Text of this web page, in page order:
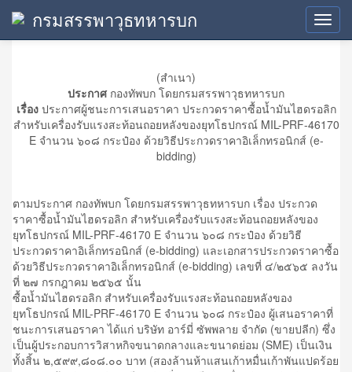
กรมสรรพาวุธทหารบก
ประกาศผู้ชนะการเสนอราคา
(สำเนา)
ประกาศกองทัพบก โดยกรมสรรพาวุธทหารบก
เรื่องประกาศผู้ชนะการเสนอราคา ประกวดราคาซื้อน้ำมันไฮดรอลิก
สำหรับเครื่องรับแรงสะท้อนถอยหลังของยุทโธปกรณ์ MIL-PRF-46170
E จำนวน ๖๐๘ กระป๋อง ด้วยวิธีประกวดราคาอิเล็กทรอนิกส์ (e-
bidding)
ตามประกาศ กองทัพบก โดยกรมสรรพาวุธทหารบก เรื่อง ประกวด
ราคาซื้อน้ำมันไฮดรอลิก สำหรับเครื่องรับแรงสะท้อนถอยหลังของ
ยุทโธปกรณ์ MIL-PRF-46170 E จำนวน ๖๐๘ กระป๋อง ด้วยวิธี
ประกวดราคาอิเล็กทรอนิกส์ (e-bidding) และเอกสารประกวดราคาซื้อ
ด้วยวิธีประกวดราคาอิเล็กทรอนิกส์ (e-bidding) เลขที่ ๔/๒๕๖๕ ลงวัน
ที่ ๒๗ กรกฎาคม ๒๕๖๕ นั้น
ซื้อน้ำมันไฮดรอลิก สำหรับเครื่องรับแรงสะท้อนถอยหลังของ
ยุทโธปกรณ์ MIL-PRF-46170 E จำนวน ๖๐๘ กระป๋อง ผู้เสนอราคาที่
ชนะการเสนอราคา ได้แก่ บริษัท อาร์มี่ ซัพพลาย จำกัด (ขายปลีก) ซึ่ง
เป็นผู้ประกอบการวิสาหกิจขนาดกลางและขนาดย่อม (SME) เป็นเงิน
ทั้งสิ้น ๒,๕๙๙,๘๐๘.๐๐ บาท (สองล้านห้าแสนเก้าหมื่นเก้าพันแปดร้อย